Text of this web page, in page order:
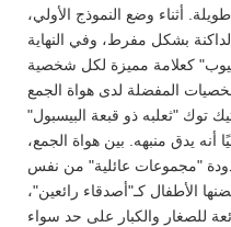
أثناء وضع النموذج الأولي،
بشكل مفرط، وفي النهاية
المفضلة لدى هواة الجمع
"ثعلبه ذو قبعة البيسبول"
يدق منبهه. بين هواة الجمع،
"مجموعات عائلية" من نفس
الأطفال كـ"أصدقاء رائعين"،